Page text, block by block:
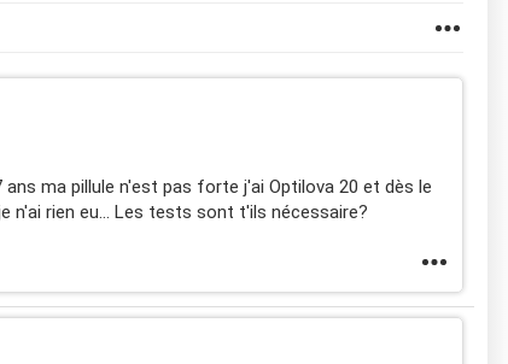
ma pillule n'est pas forte j'ai Optilova 20 et dès le
n'ai rien eu... Les tests sont t'ils nécessaire?